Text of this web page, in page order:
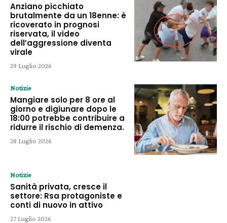
Anziano picchiato
brutalmente da un 18enne: è
ricoverato in prognosi
riservata, il video
dell’aggressione diventa
virale
29 Luglio 2026
Notizie
Mangiare solo per 8 ore al
giorno e digiunare dopo le
18:00 potrebbe contribuire a
ridurre il rischio di demenza.
28 Luglio 2026
Notizie
Sanità privata, cresce il
settore: Rsa protagoniste e
conti di nuovo in attivo
27 Luglio 2026